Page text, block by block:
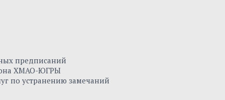
предписаний
ХМАО-ЮГРЫ
по устранению замечаний